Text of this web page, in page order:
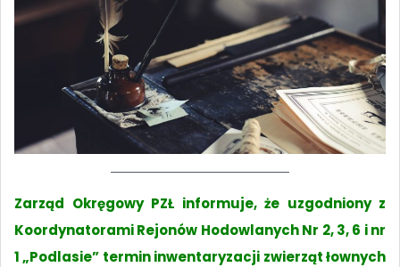
Zarząd Okręgowy PZŁ informuje, że uzgodniony z
Koordynatorami Rejonów Hodowlanych Nr 2, 3, 6 i nr
1 „Podlasie” termin inwentaryzacji zwierząt łownych